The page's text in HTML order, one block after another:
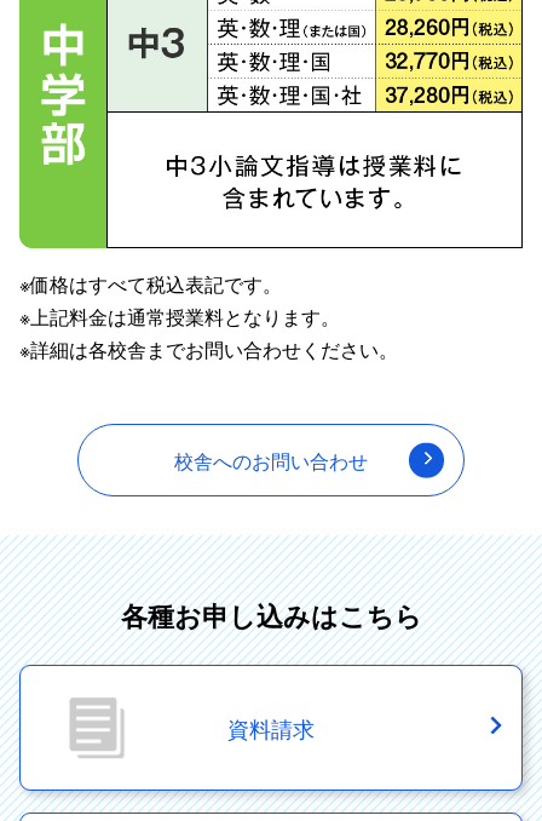
※価格はすべて税込表記です。
※上記料金は通常授業料となります。
※詳細は各校舎までお問い合わせください。
校舎へのお問い合わせ
各種お申し込みはこちら
資料請求